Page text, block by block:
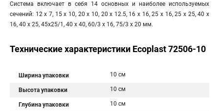
Система включает в себя 14 основных и наиболее используемых
сечений: 12 х 7, 15 х 10, 20 х 10, 20 х 12.5, 16 х 16, 25 х 16, 25 х 25, 40 х
16, 40 х 25, 45х25/1, 40 х 40, 60/3 х 16, 75/3 х 20 мм.
Технические характеристики Ecoplast 72506-10
Ширина упаковки 10 см
Высота упаковки 10 см
Глубина упаковки 10 см